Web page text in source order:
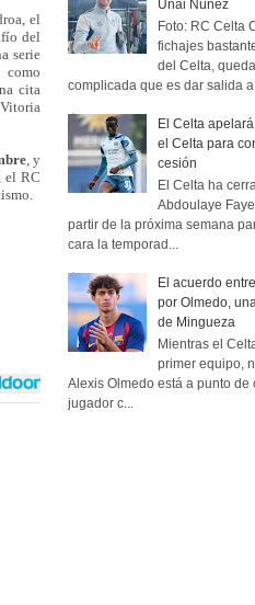
el
del
serie
como
cita
, y
el RC
Unai Núñez
Foto: RC Celta
fichajes
del Celta,
complicada que es dar salida
El Celta
el Celta para
cesión
El Celta ha
Abdoulaye
partir de la próxima semana
cara la temporad...
El acuerdo
por Olmedo,
de Mingueza
Mientras el
primer equipo,
Alexis Olmedo está a punto de
jugador c...